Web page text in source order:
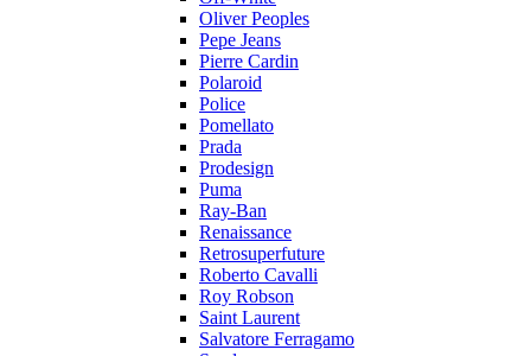
Oliver Peoples
Pepe Jeans
Pierre Cardin
Polaroid
Police
Pomellato
Prada
Prodesign
Puma
Ray-Ban
Renaissance
Retrosuperfuture
Roberto Cavalli
Roy Robson
Saint Laurent
Salvatore Ferragamo